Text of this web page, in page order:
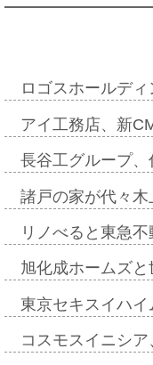
ロゴスホールデ
アイ工務店、新
長谷工グループ
諸戸の家が代々
リノべると東急
旭化成ホームズ
東京セキスイハ
コスモスイニシ